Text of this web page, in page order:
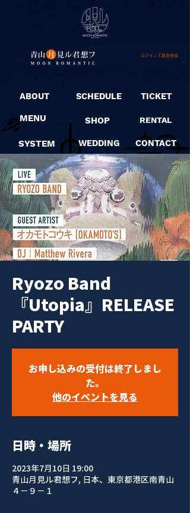
ログイン / 新規登録
ABOUT
MENU
SYSTEM
SCHEDULE
SHOP
WEDDING
TICKET
RENTAL
CONTACT
Ryozo Band
『Utopia』RELEASE
PARTY
お申し込みの受付は終了しまし
た。
他のイベントを見る
日時・場所
2023年7月10日 19:00
青山月見ル君想フ, 日本、東京都港区南青山
４−９−１